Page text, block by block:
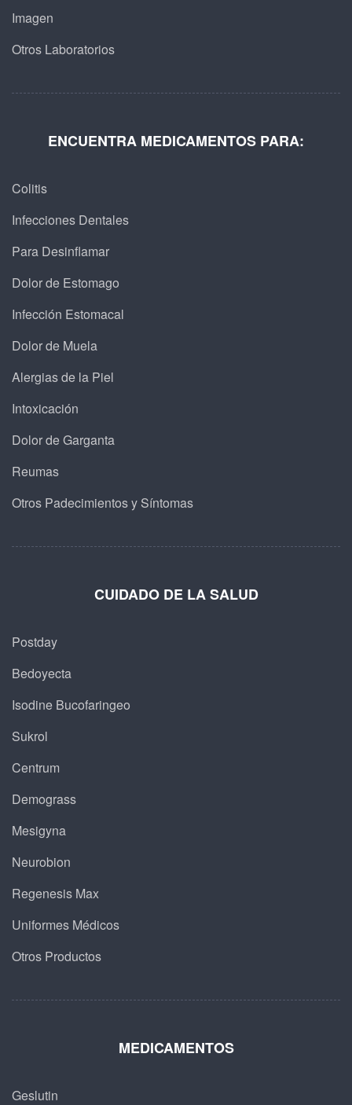
Imagen
Otros Laboratorios
ENCUENTRA MEDICAMENTOS PARA:
Colitis
Infecciones Dentales
Para Desinflamar
Dolor de Estomago
Infección Estomacal
Dolor de Muela
Alergias de la Piel
Intoxicación
Dolor de Garganta
Reumas
Otros Padecimientos y Síntomas
CUIDADO DE LA SALUD
Postday
Bedoyecta
Isodine Bucofaringeo
Sukrol
Centrum
Demograss
Mesigyna
Neurobion
Regenesis Max
Uniformes Médicos
Otros Productos
MEDICAMENTOS
Geslutin